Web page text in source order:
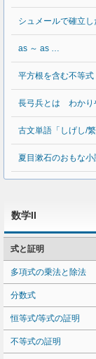
シュメールで確立
as ～ as …
平方根を含む不等式
長弓兵とは わかり
古文単語「しげし/
夏目漱石のおもな小
数学II
式と証明
多項式の乗法と除法
分数式
恒等式/等式の証明
不等式の証明